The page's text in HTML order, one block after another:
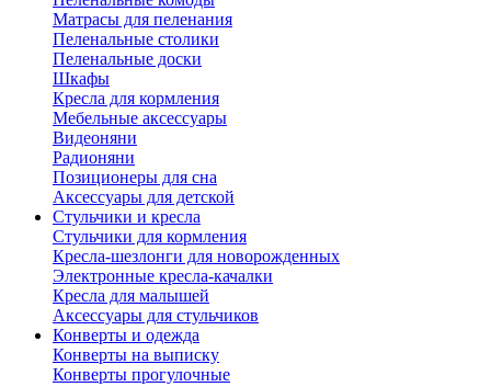
Матрасы для пеленания
Пеленальные столики
Пеленальные доски
Шкафы
Кресла для кормления
Мебельные аксессуары
Видеоняни
Радионяни
Позиционеры для сна
Аксессуары для детской
Стульчики и кресла
Стульчики для кормления
Кресла-шезлонги для новорожденных
Электронные кресла-качалки
Кресла для малышей
Аксессуары для стульчиков
Конверты и одежда
Конверты на выписку
Конверты прогулочные